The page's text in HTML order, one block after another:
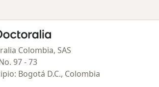
- Página de inicio
Colombia, SAS
97 - 73
Bogotá D.C., Colombia